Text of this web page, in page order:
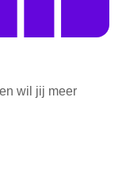
wil jij meer